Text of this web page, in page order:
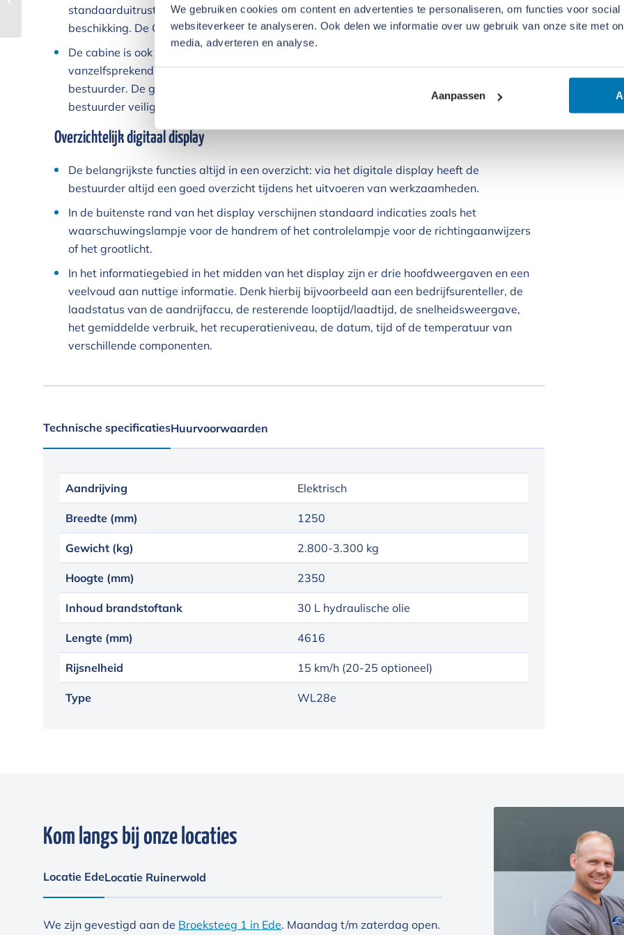
We gebruiken cookies om content en advertenties te personaliseren, om functies voor
websiteverkeer te analyseren. Ook delen we informatie over uw gebruik van onze site met
media, adverteren en analyse.
Aanpassen
standaarduitrusting en de configuratie staan steeds twee verschillende joysticks ter
beschikking. De Coming-Home-verlichting zorgt voor extra comfort en veiligheid.
De cabine is ook voor grotere bestuurders geschikt, wat bij zeer compacte wielladers niet
vanzelfsprekend is. Het aangename werkklimaat verminder de vermoeidheid van de
bestuurder. De geoptimaliseerde toegang met antislip traptreden zorgt ervoor dat de
bestuurder veilig kan in- en uitstappen.
Overzichtelijk digitaal display
De belangrijkste functies altijd in een overzicht: via het digitale display heeft de
bestuurder altijd een goed overzicht tijdens het uitvoeren van werkzaamheden.
In de buitenste rand van het display verschijnen standaard indicaties zoals het
waarschuwingslampje voor de handrem of het controlelampje voor de richtingaanwijzers
of het grootlicht.
In het informatiegebied in het midden van het display zijn er drie hoofdweergaven en een
veelvoud aan nuttige informatie. Denk hierbij bijvoorbeeld aan een bedrijfsurenteller, de
laadstatus van de aandrijfaccu, de resterende looptijd/laadtijd, de snelheidsweergave,
het gemiddelde verbruik, het recuperatieniveau, de datum, tijd of de temperatuur van
verschillende componenten.
Technische specificatiesHuurvoorwaarden
Aandrijving Elektrisch
Breedte (mm) 1250
Gewicht (kg) 2.800-3.300 kg
Hoogte (mm) 2350
Inhoud brandstoftank 30 L hydraulische olie
Lengte (mm) 4616
Rijsnelheid 15 km/h (20-25 optioneel)
Type WL28e
Kom langs bij onze locaties
Locatie EdeLocatie Ruinerwold
We zijn gevestigd aan de Broeksteeg 1 in Ede. Maandag t/m zaterdag open.